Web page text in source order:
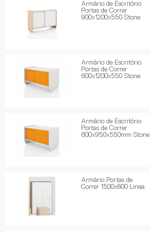
Armário de Escritório
Portas de Correr
900x1200x550 Stone
Armário de Escritório
Portas de Correr
600x1200x550 Stone
Armário de Escritório
Portas de Correr
600x950x550mm Stone
Armário Portas de
Correr 1500x800 Linea